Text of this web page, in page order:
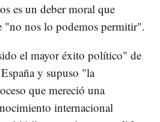
es un deber moral que
"no nos lo podemos permitir".
el mayor éxito político" de
y supuso "la
que mereció una
internacional